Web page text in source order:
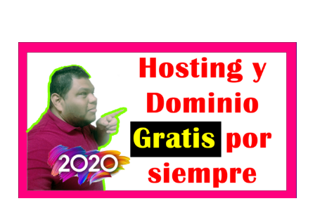
Hosting
Dominio
gratis
POR
SIEMPRE
100%
sin